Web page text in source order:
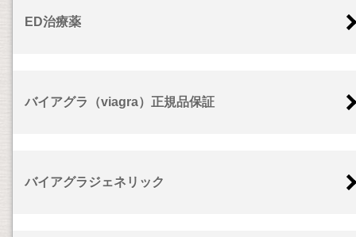
ED治療薬
バイアグラ（viagra）正規品保証
バイアグラジェネリック